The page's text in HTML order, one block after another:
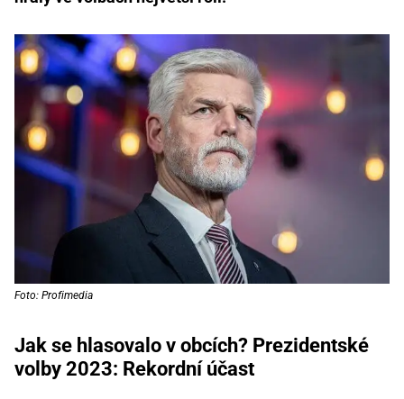
Foto: Profimedia
Jak se hlasovalo v obcích? Prezidentské
volby 2023: Rekordní účast